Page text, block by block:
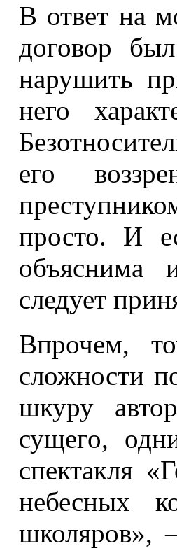
В ответ на
договор
нарушить
него
его
просто. И
объяснима
следует
Впрочем,
сложности
шкуру
сущего,
спектакля
небесных
школяров»,